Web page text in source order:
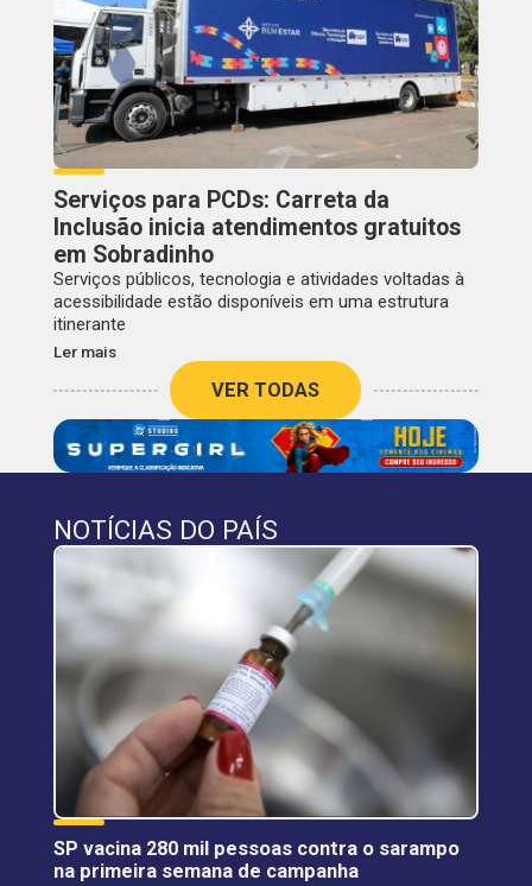
Serviços para PCDs: Carreta da
Inclusão inicia atendimentos gratuitos
em Sobradinho
Serviços públicos, tecnologia e atividades voltadas à
acessibilidade estão disponíveis em uma estrutura
itinerante
Ler mais
VER TODAS
NOTÍCIAS DO PAÍS
SP vacina 280 mil pessoas contra o sarampo
na primeira semana de campanha